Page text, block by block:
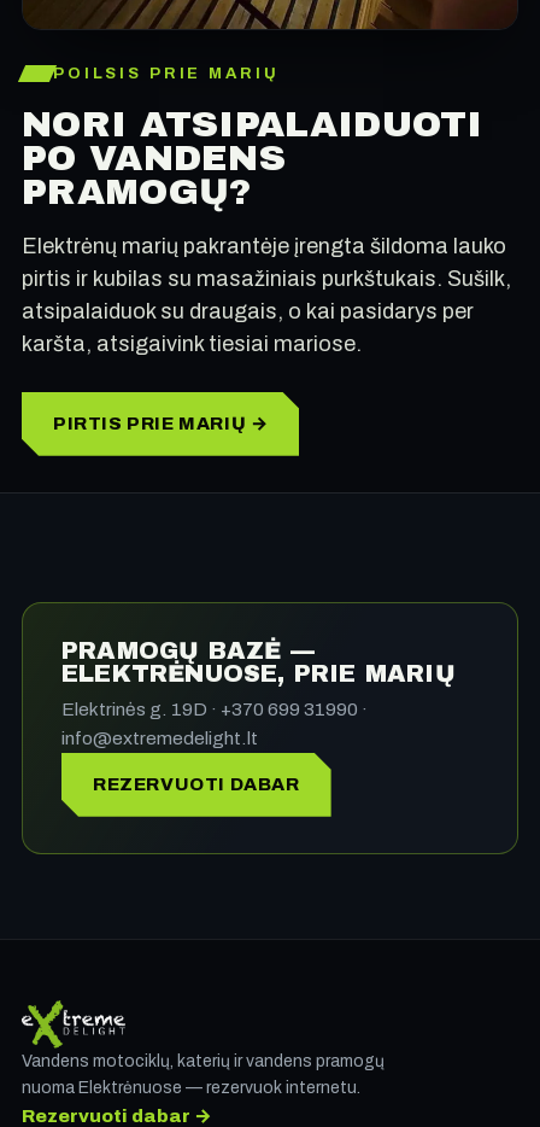
POILSIS PRIE MARIŲ
NORI ATSIPALAIDUOTI
PO VANDENS
PRAMOGŲ?
Elektrėnų marių pakrantėje įrengta šildoma lauko
pirtis ir kubilas su masažiniais purkštukais. Sušilk,
atsipalaiduok su draugais, o kai pasidarys per
karšta, atsigaivink tiesiai mariose.
PIRTIS PRIE MARIŲ →
PRAMOGŲ BAZĖ —
ELEKTRĖNUOSE, PRIE MARIŲ
Elektrinės g. 19D · +370 699 31990 ·
info@extremedelight.lt
REZERVUOTI DABAR
Vandens motociklų, katerių ir vandens pramogų
nuoma Elektrėnuose — rezervuok internetu.
Rezervuoti dabar →